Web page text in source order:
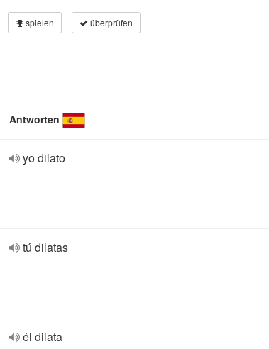
spielen überprüfen
Antworten
yo dilato
tú dilatas
él dilata